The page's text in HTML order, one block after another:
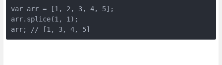
var arr = [1, 2, 3, 4, 5];
arr.splice(1, 1);
arr; // [1, 3, 4, 5]